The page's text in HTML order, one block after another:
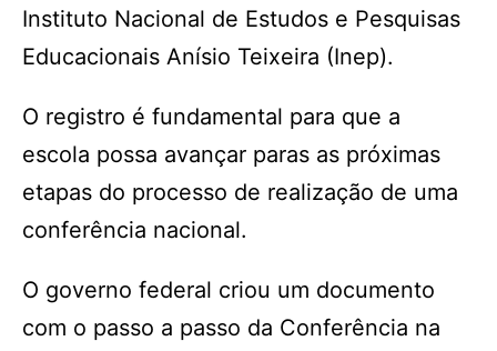
Instituto Nacional de Estudos e Pesquisas
Educacionais Anísio Teixeira (Inep).
O registro é fundamental para que a
escola possa avançar paras as próximas
etapas do processo de realização de uma
conferência nacional.
O governo federal criou um documento
com o passo a passo da Conferência na